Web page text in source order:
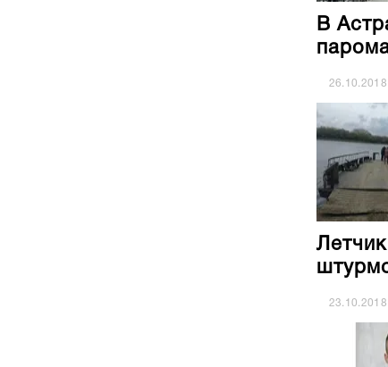
В
26.10.2018
23.10.2018